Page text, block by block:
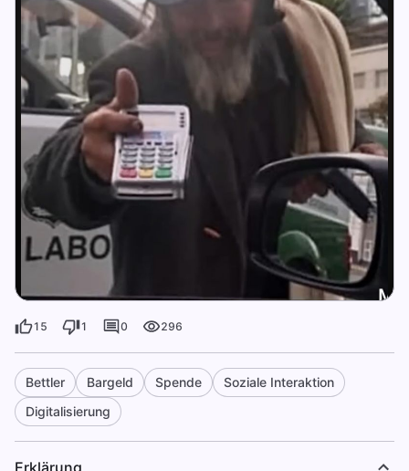
15 1 0 296
Bettler Bargeld Spende
Soziale Interaktion
Digitalisierung
Erklärung